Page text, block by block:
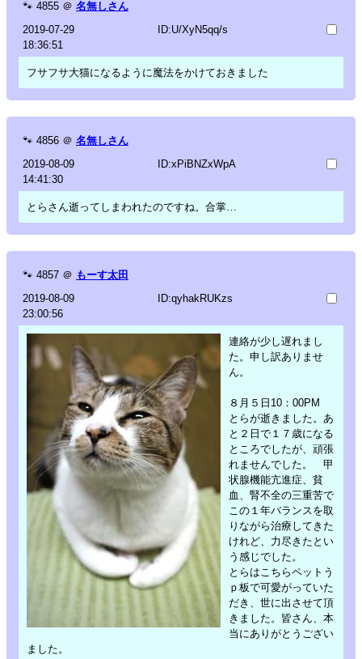
🐾 4855 ＠ 名無しさん
2019-07-29
18:36:51
ID:U/XyN5qq/s
フサフサ大猫になるように魔法をかけておきました
🐾 4856 ＠ 名無しさん
2019-08-09
14:41:30
ID:xPiBNZxWpA
とらさん逝ってしまわれたのですね。合掌…
🐾 4857 ＠ もーす太田
2019-08-09
23:00:56
ID:qyhakRUKzs
連絡が少し遅れまし
た。申し訳ありませ
ん。
８月５日10：00PM
とらが逝きました。あ
と２日で１７歳になる
ところでしたが、頑張
れませんでした。 甲
状腺機能亢進症、貧
血、腎不全の三重苦で
この１年バランスを取
りながら治療してきた
けれど、力尽きたとい
う感じでした。
とらはこちらペットう
ｐ板で可愛がっていた
だき、世に出させて頂
きました。皆さん、本
当にありがとうござい
ました。